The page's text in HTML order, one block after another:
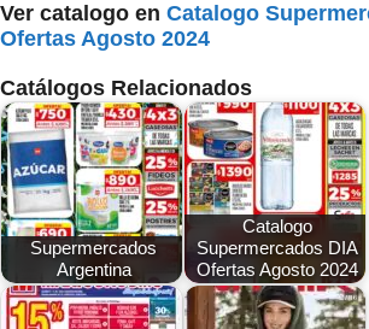
Ver catalogo en Catalogo
Ofertas Agosto 2024
Catálogos Relacionados
Supermercados
Argentina
Catalogo
Supermercados DIA
Ofertas Agosto 2024